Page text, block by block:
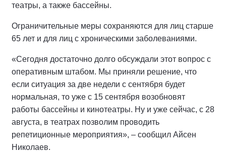
театры, а также бассейны.
Ограничительные меры сохраняются для лиц старше
65 лет и для лиц с хроническими заболеваниями.
«Сегодня достаточно долго обсуждали этот вопрос с
оперативным штабом. Мы приняли решение, что
если ситуация за две недели с сентября будет
нормальная, то уже с 15 сентября возобновят
работы бассейны и кинотеатры. Ну и уже сейчас, с 28
августа, в театрах позволим проводить
репетиционные мероприятия», – сообщил Айсен
Николаев.